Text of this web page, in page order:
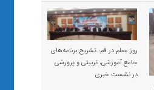
روز معلم در قم: تشریح برنامه‌های
جامع آموزشی، تربیتی و پرورشی
در نشست خبری